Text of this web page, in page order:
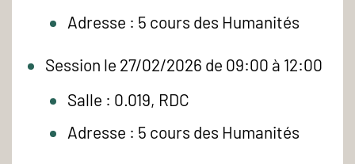
Adresse : 5 cours des Humanités
Session le 27/02/2026 de 09:00 à 12:00
Salle : 0.019, RDC
Adresse : 5 cours des Humanités